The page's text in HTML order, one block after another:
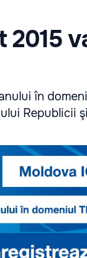
2015
în
Republicii